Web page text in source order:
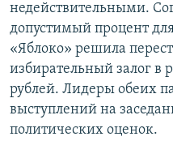
недействительными.
допустимый процент
«Яблоко» решила
избирательный залог в
рублей. Лидеры обеих
выступлений на
политических оценок.